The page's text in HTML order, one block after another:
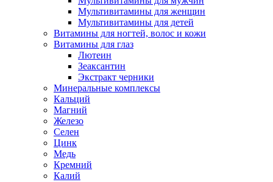
Мультивитамины для женщин
Мультивитамины для детей
Витамины для ногтей, волос и кожи
Витамины для глаз
Лютеин
Зеаксантин
Экстракт черники
Минеральные комплексы
Кальций
Магний
Железо
Селен
Цинк
Медь
Кремний
Калий